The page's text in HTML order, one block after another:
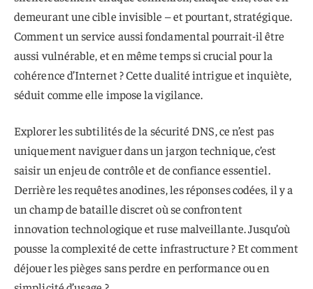
demeurant une cible invisible – et pourtant, stratégique.
Comment un service aussi fondamental pourrait-il être
aussi vulnérable, et en même temps si crucial pour la
cohérence d’Internet ? Cette dualité intrigue et inquiète,
séduit comme elle impose la vigilance.
Explorer les subtilités de la sécurité DNS, ce n’est pas
uniquement naviguer dans un jargon technique, c’est
saisir un enjeu de contrôle et de confiance essentiel.
Derrière les requêtes anodines, les réponses codées, il y a
un champ de bataille discret où se confrontent
innovation technologique et ruse malveillante. Jusqu’où
pousse la complexité de cette infrastructure ? Et comment
déjouer les pièges sans perdre en performance ou en